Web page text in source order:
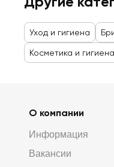
Уход и гигиена
Косметика и гигиена
О компании
Информация
Вакансии